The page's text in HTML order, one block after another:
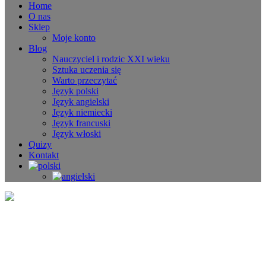
Home
O nas
Sklep
Moje konto
Blog
Nauczyciel i rodzic XXI wieku
Sztuka uczenia się
Warto przeczytać
Język polski
Język angielski
Język niemiecki
Język francuski
Język włoski
Quizy
Kontakt